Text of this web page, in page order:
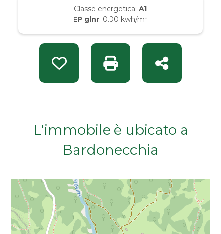
Classe energetica:A1
EP glnr: 0.00 kwh/m²
Preferiti: Rif. F2 352Stampa: Rif. F2 352
Condividi
L'immobile è ubicato a
Bardonecchia
Da € 100.000 a € 200.000
Da € 200.000 a € 400.000
Da € 600.000 a € 800.000
Da € 1.000.000 a € 2.000.000
Da € 2.000.000 a € 5.000.000